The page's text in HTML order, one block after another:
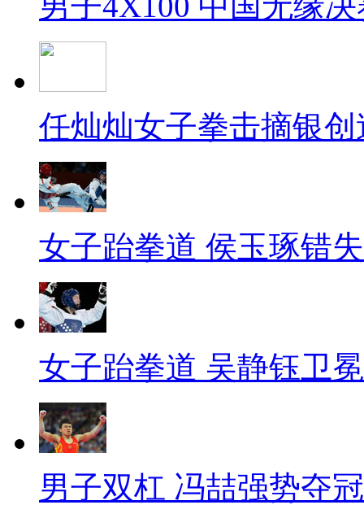
任灿灿女子拳击摘银
女子跆拳道 侯玉琢错
女子跆拳道 吴静钰卫冕
男子双杠 冯喆强势夺冠